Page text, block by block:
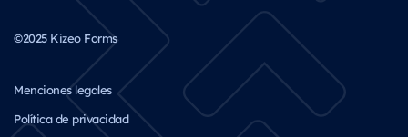
©2025 Kizeo Forms
Menciones legales
Política de privacidad